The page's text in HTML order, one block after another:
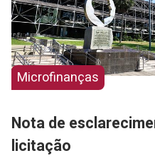
Microfinanças
Nota de
licitação